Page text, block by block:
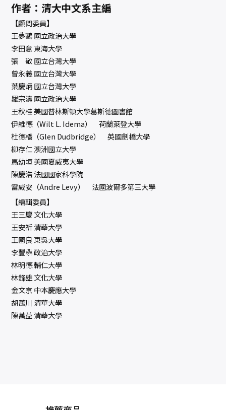
作者：清大中文系主編
【顧問委員】
王夢鷗 國立政治大學
李田意 東海大學
張 敬 國立台灣大學
曾永義 國立台灣大學
葉慶炳 國立台灣大學
羅宗濤 國立政治大學
王秋桂 美國普林斯頓大學葛斯德圖書館
伊維德（Wilt L. Idema） 荷蘭萊登大學
杜德橋（Glen Dudbridge） 英國劍橋大學
柳存仁 澳洲國立大學
馬幼垣 美國夏威夷大學
陳慶浩 法國國家科學院
雷威安（Andre Levy） 法國波爾多第三大學
【編輯委員】
王三慶 文化大學
王安祈 清華大學
王國良 東吳大學
李豐楙 政治大學
林明德 輔仁大學
林鋒雄 文化大學
金文京 中本慶應大學
胡萬川 清華大學
陳萬益 清華大學